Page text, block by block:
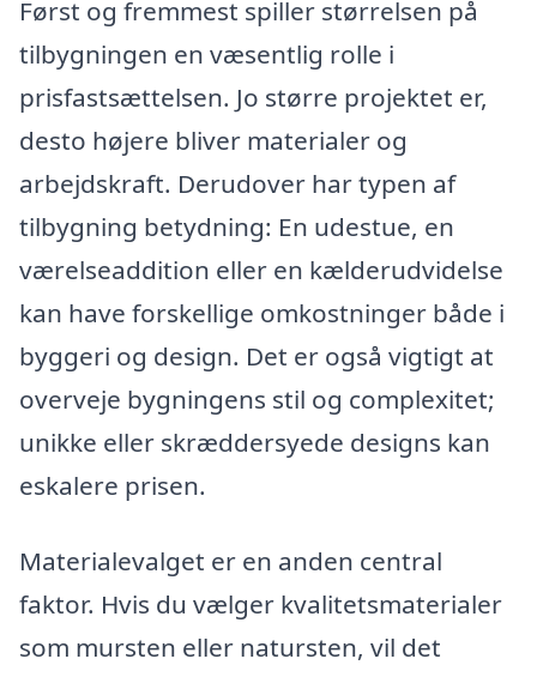
Først og fremmest spiller størrelsen på
tilbygningen en væsentlig rolle i
prisfastsættelsen. Jo større projektet er,
desto højere bliver materialer og
arbejdskraft. Derudover har typen af
tilbygning betydning: En udestue, en
værelseaddition eller en kælderudvidelse
kan have forskellige omkostninger både i
byggeri og design. Det er også vigtigt at
overveje bygningens stil og complexitet;
unikke eller skræddersyede designs kan
eskalere prisen.
Materialevalget er en anden central
faktor. Hvis du vælger kvalitetsmaterialer
som mursten eller natursten, vil det